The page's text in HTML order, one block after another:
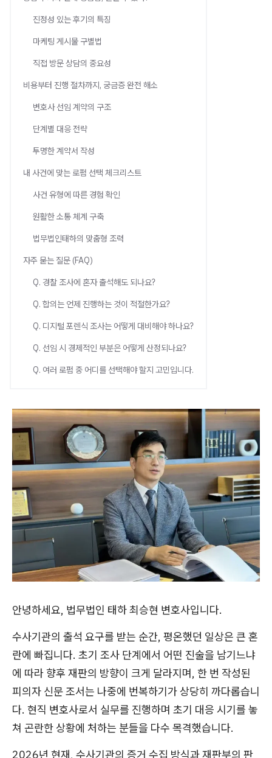
진정성 있는 후기의 특징
마케팅 게시물 구별법
직접 방문 상담의 중요성
비용부터 진행 절차까지, 궁금증 완전 해소
변호사 선임 계약의 구조
단계별 대응 전략
투명한 계약서 작성
내 사건에 맞는 로펌 선택 체크리스트
사건 유형에 따른 경험 확인
원활한 소통 체계 구축
법무법인태하의 맞춤형 조력
자주 묻는 질문 (FAQ)
Q. 경찰 조사에 혼자 출석해도 되나요?
Q. 합의는 언제 진행하는 것이 적절한가요?
Q. 디지털 포렌식 조사는 어떻게 대비해야 하나요?
Q. 선임 시 경제적인 부분은 어떻게 산정되나요?
Q. 여러 로펌 중 어디를 선택해야 할지 고민입니다.
안녕하세요, 법무법인 태하 최승현 변호사입니다.
수사기관의 출석 요구를 받는 순간, 평온했던 일상은 큰 혼
란에 빠집니다. 초기 조사 단계에서 어떤 진술을 남기느냐
에 따라 향후 재판의 방향이 크게 달라지며, 한 번 작성된
피의자 신문 조서는 나중에 번복하기가 상당히 까다롭습니
다. 현직 변호사로서 실무를 진행하며 초기 대응 시기를 놓
쳐 곤란한 상황에 처하는 분들을 다수 목격했습니다.
2026년 현재, 수사기관의 증거 수집 방식과 재판부의 판